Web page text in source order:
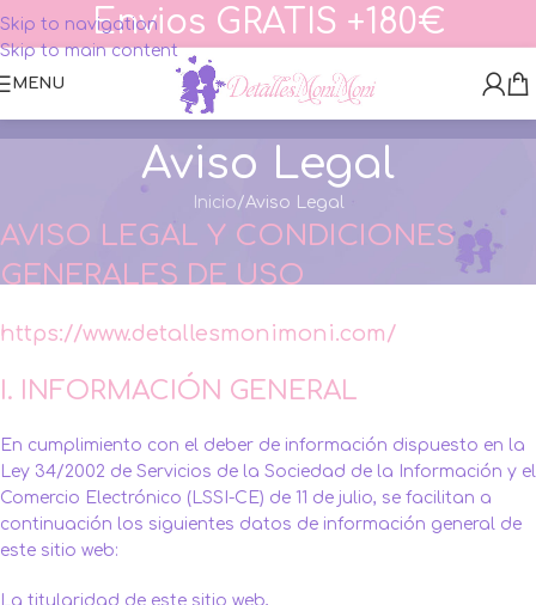
Skip to navigation
Skip to main content
Envios GRATIS +180€
MENU
Aviso Legal
Inicio Aviso Legal
AVISO LEGAL Y CONDICIONES
GENERALES DE USO
https://www.detallesmonimoni.com/
I. INFORMACIÓN GENERAL
En cumplimiento con el deber de información dispuesto en la
Ley 34/2002 de Servicios de la Sociedad de la Información y el
Comercio Electrónico (LSSI-CE) de 11 de julio, se facilitan a
continuación los siguientes datos de información general de
este sitio web:
La titularidad de este sitio web,